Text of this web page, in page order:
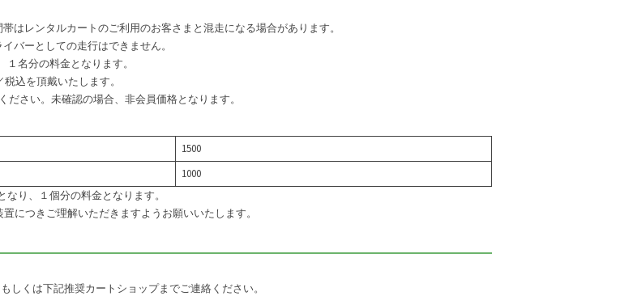
レンタルカートのご利用のお客さまと混走になる場合があります。
バーとしての走行はできません。
名分の料金となります。
込を頂戴いたします。
さい。未確認の場合、非会員価格となります。
1500
1000
り、１個分の料金となります。
につきご理解いただきますようお願いいたします。
くは下記推奨カートショップまでご連絡ください。